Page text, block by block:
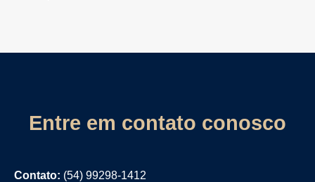
Entre em contato conosco
Contato: (54) 99298-1412